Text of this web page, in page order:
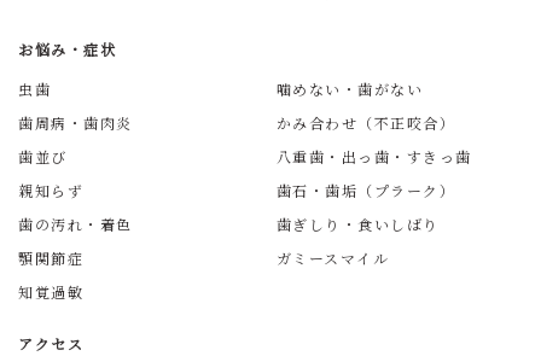
お悩み・症状
虫歯
噛めない・歯がない
歯周病・歯肉炎
かみ合わせ（不正咬合）
歯並び
八重歯・出っ歯・すきっ歯
親知らず
歯石・歯垢（プラーク）
歯の汚れ・着色
歯ぎしり・食いしばり
顎関節症
ガミースマイル
知覚過敏
アクセス